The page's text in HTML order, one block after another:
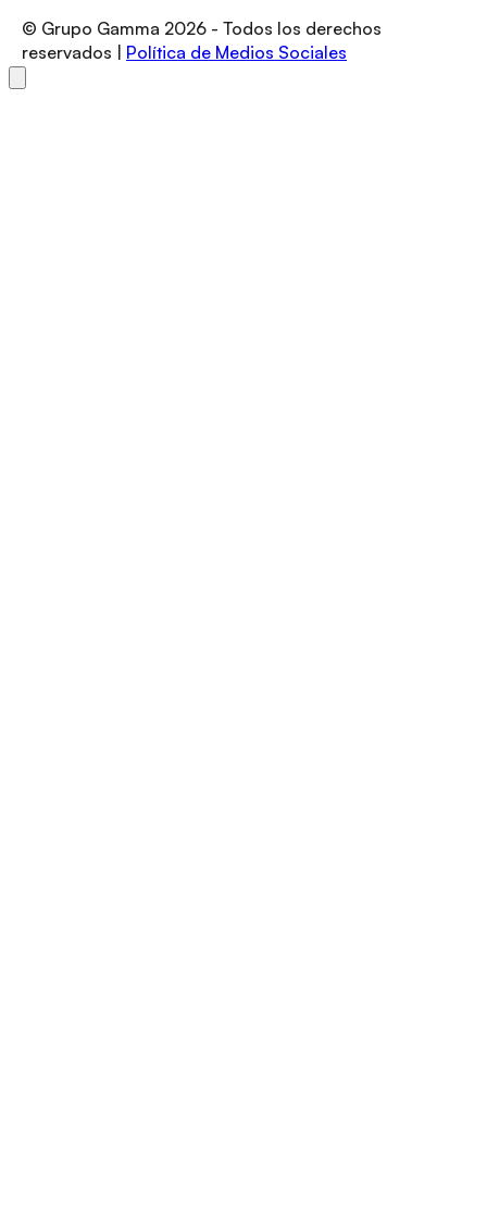
© Grupo Gamma 2026 - Todos los derechos
reservados |
Política de Medios Sociales